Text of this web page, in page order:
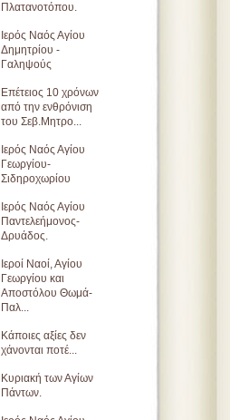
Πλατανοτόπου.
Ιερός Ναός Αγίου
Δημητρίου -
Γαληψούς
Επέτειος 10 χρόνων
από την ενθρόνιση
του Σεβ.Μητρο...
Ιερός Ναός Αγίου
Γεωργίου-
Σιδηροχωρίου
Ιερός Ναός Αγίου
Παντελεήμονος-
Δρυάδος.
Ιεροί Ναοί, Αγίου
Γεωργίου και
Αποστόλου Θωμά-
Παλ...
Κάποιες αξίες δεν
χάνονται ποτέ...
Κυριακή των Αγίων
Πάντων.